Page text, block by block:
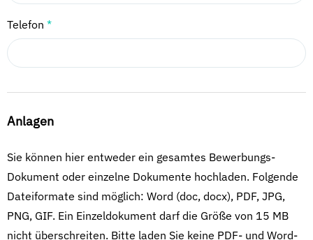
Telefon *
Anlagen
Sie können hier entweder ein gesamtes Bewerbungs-
Dokument oder einzelne Dokumente hochladen. Folgende
Dateiformate sind möglich: Word (doc, docx), PDF, JPG,
PNG, GIF. Ein Einzeldokument darf die Größe von 15 MB
nicht überschreiten. Bitte laden Sie keine PDF- und Word-